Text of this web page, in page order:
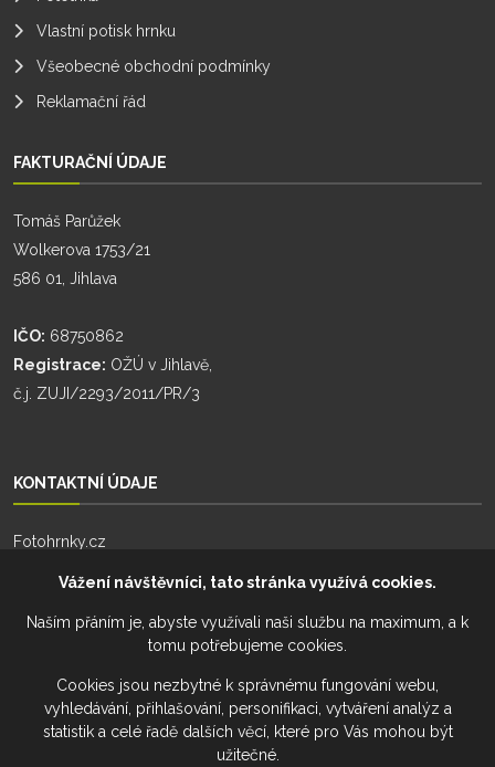
Vlastní potisk hrnku
Všeobecné obchodní podmínky
Reklamační řád
FAKTURAČNÍ ÚDAJE
Tomáš Parůžek
Wolkerova 1753/21
586 01, Jihlava
IČO: 68750862
Registrace: OŽÚ v Jihlavě,
č.j. ZUJI/2293/2011/PR/3
KONTAKTNÍ ÚDAJE
Fotohrnky.cz
+420 777 274 701
Telefon:+420 777 228 941
Email:info@fotohrnky.cz
Vážení návštěvníci, tato stránka využívá cookies.
Naším přáním je, abyste využívali naši službu na maximum, a k
tomu potřebujeme cookies.
Cookies jsou nezbytné k správnému fungování webu,
vyhledávání, přihlašování, personifikaci, vytváření analýz a
statistik a celé řadě dalších věcí, které pro Vás mohou být
užitečné.